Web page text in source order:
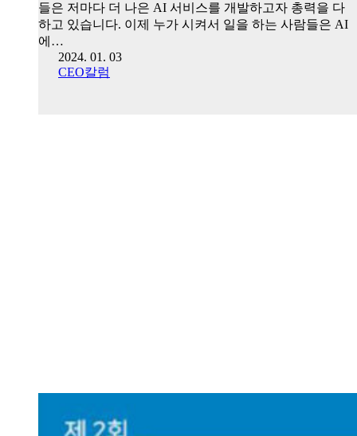
들은 저마다 더 나은 AI 서비스를 개발하고자 총력을 다
하고 있습니다. 이제 누가 시켜서 일을 하는 사람들은 AI
에…
2024. 01. 03
CEO칼럼